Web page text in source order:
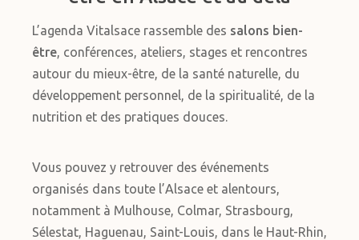
L’agenda Vitalsace rassemble des salons bien-
être, conférences, ateliers, stages et rencontres
autour du mieux-être, de la santé naturelle, du
développement personnel, de la spiritualité, de la
nutrition et des pratiques douces.
Vous pouvez y retrouver des événements
organisés dans toute l’Alsace et alentours,
notamment à Mulhouse, Colmar, Strasbourg,
Sélestat, Haguenau, Saint-Louis, dans le Haut-Rhin,